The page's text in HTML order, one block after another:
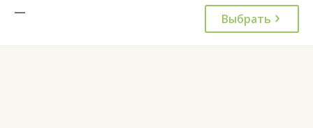
—
Выбрать